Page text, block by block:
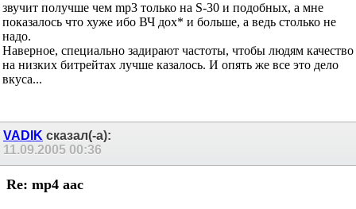
звучит получше чем mp3 только на S-30 и подобных, а мне
показалось что хуже ибо ВЧ дох* и больше, а ведь столько не
надо.
Наверное, специально задирают частоты, чтобы людям качество
на низких битрейтах лучше казалось. И опять же все это дело
вкуса...
VADIK сказал(-а):
11.09.2005 00:36
Re: mp4 aac